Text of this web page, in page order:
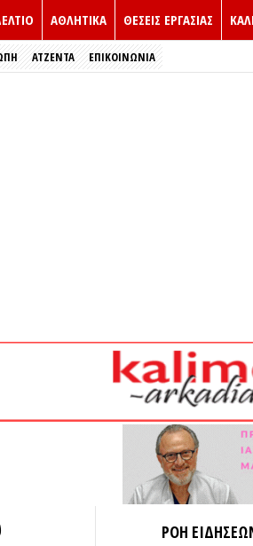
ΑΘΛΗΤΙΚΑ ΘΕΣΕΙΣ ΕΡΓΑΣΙΑΣ
ΑΤΖΕΝΤΑ ΕΠΙΚΟΙΝΩΝΙΑ
ΡΟΗ